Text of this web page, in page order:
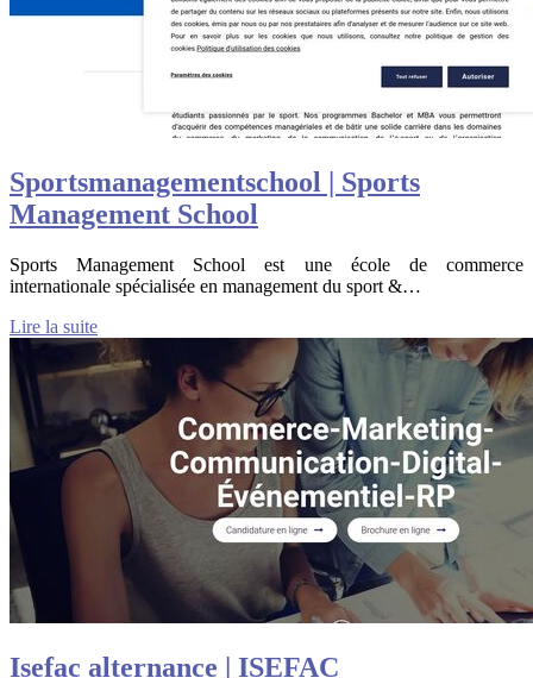
Sports­manage­mentschool | Sports
Management School
Sports Management School est une école de commerce
internationale spécialisée en management du sport &…
Lire la suite
Isefac alternance | ISEFAC